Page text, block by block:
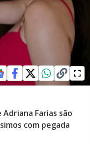
Farias são
com pegada